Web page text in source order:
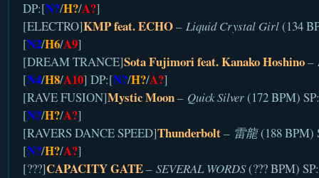
DP:[N?/H?/A?]
[ELECTRO]KMP feat. ECHO– Liquid Crystal Girl(134
[N2/H6/A9]
[DREAM TRANCE]Sota Fujimori feat. Kanako Hoshino–
[N4/H8/A10] DP:[N?/H?/A?]
[RAVE FUSION]Mystic Moon– Quick Silver(172 BPM)
[N?/H?/A?]
[RAVERS DANCE SPEED]Thunderbolt– 雷龍(188 BPM)
[N?/H?/A?]
[???]CAPACITY GATE– SEVERAL WORDS(??? BPM)